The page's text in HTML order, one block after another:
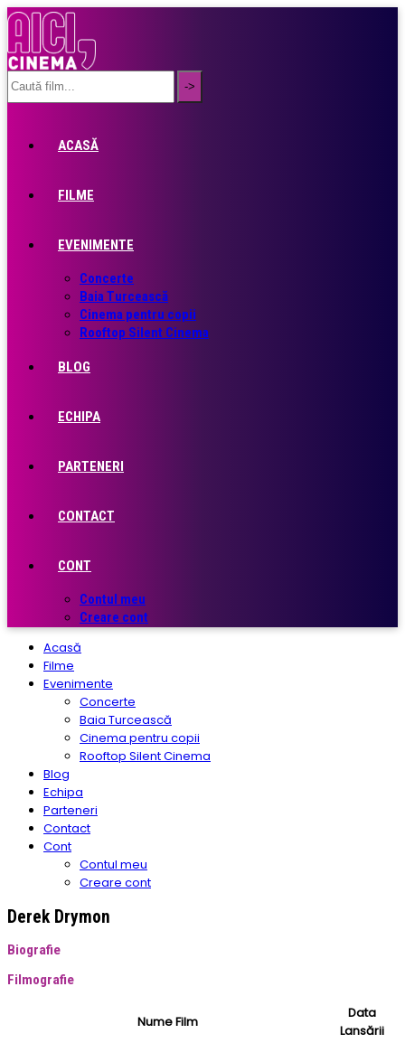
ACASĂ
FILME
EVENIMENTE
Concerte
Baia Turcească
Cinema pentru copii
Rooftop Silent Cinema
BLOG
ECHIPA
PARTENERI
CONTACT
CONT
Contul meu
Creare cont
Acasă
Filme
Evenimente
Concerte
Baia Turcească
Cinema pentru copii
Rooftop Silent Cinema
Blog
Echipa
Parteneri
Contact
Cont
Contul meu
Creare cont
Derek Drymon
Biografie
Filmografie
Nume Film
Data
Lansării